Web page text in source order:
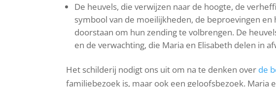
De heuvels, die verwijzen naar de hoogte, de
symbool van de moeilijkheden, de beproevingen
doorstaan om hun zending te volbrengen. De
en de verwachting, die Maria en Elisabeth delen in
Het schilderij nodigt ons uit om na te denken over de
familiebezoek is, maar ook een geloofsbezoek. Maria